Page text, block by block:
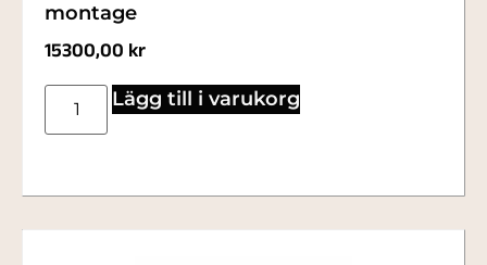
montage
15300,00 kr
Lägg till i varukorg